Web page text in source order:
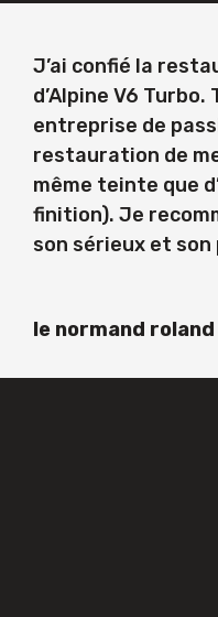
J’ai confié la
d’Alpine V6
entreprise de
restauration de
même teinte que
finition). Je
son sérieux et
le normand roland